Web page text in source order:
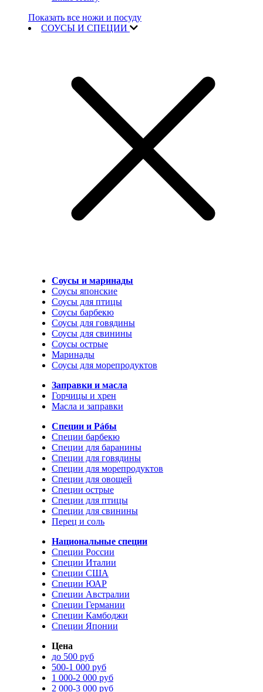
Показать все ножи и посуду
СОУСЫ И СПЕЦИИ
Соусы и маринады
Соусы японские
Соусы для птицы
Соусы барбекю
Соусы для говядины
Соусы для свинины
Соусы острые
Маринады
Соусы для морепродуктов
Заправки и масла
Горчицы и хрен
Масла и заправки
Специи и Рáбы
Специи барбекю
Специи для баранины
Специи для говядины
Специи для морепродуктов
Специи для овощей
Специи острые
Специи для птицы
Специи для свинины
Перец и соль
Национальные специи
Специи России
Специи Италии
Специи США
Специи ЮАР
Специи Австралии
Специи Германии
Специи Камбоджи
Специи Японии
Цена
до 500 руб
500-1 000 руб
1 000-2 000 руб
2 000-3 000 руб